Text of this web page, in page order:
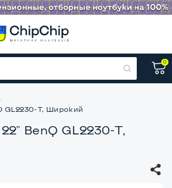
0
GL2230-T, Широкий
BenQ GL2230-T,